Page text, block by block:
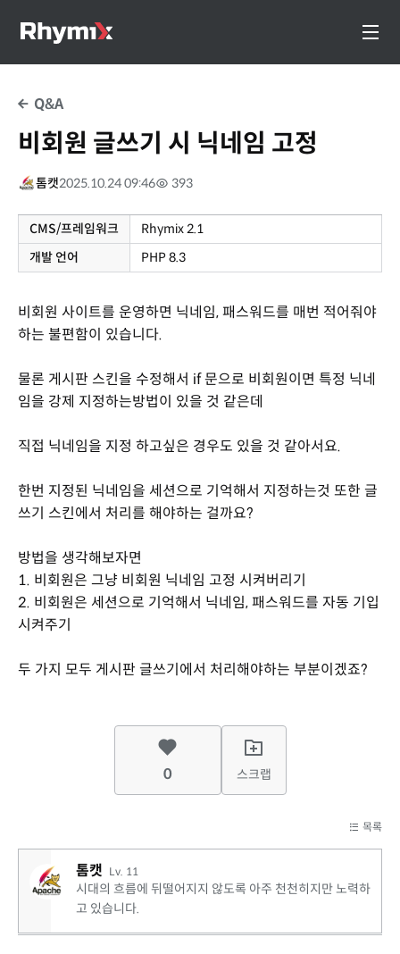
Q&A
비회원 글쓰기 시 닉네임 고정
톰캣2025.10.24 09:46 393
CMS/프레임워크
Rhymix 2.1
개발 언어
PHP 8.3
비회원 사이트를 운영하면 닉네임, 패스워드를 매번 적어줘야
하는 불편함이 있습니다.
물론 게시판 스킨을 수정해서 if 문으로 비회원이면 특정 닉네
임을 강제 지정하는방법이 있을 것 같은데
직접 닉네임을 지정 하고싶은 경우도 있을 것 같아서요.
한번 지정된 닉네임을 세션으로 기억해서 지정하는것 또한 글
쓰기 스킨에서 처리를 해야하는 걸까요?
방법을 생각해보자면
1. 비회원은 그냥 비회원 닉네임 고정 시켜버리기
2. 비회원은 세션으로 기억해서 닉네임, 패스워드를 자동 기입
시켜주기
두 가지 모두 게시판 글쓰기에서 처리해야하는 부분이겠죠?
0 스크랩
목록
톰캣 Lv. 11
시대의 흐름에 뒤떨어지지 않도록 아주 천천히지만 노력하
고 있습니다.